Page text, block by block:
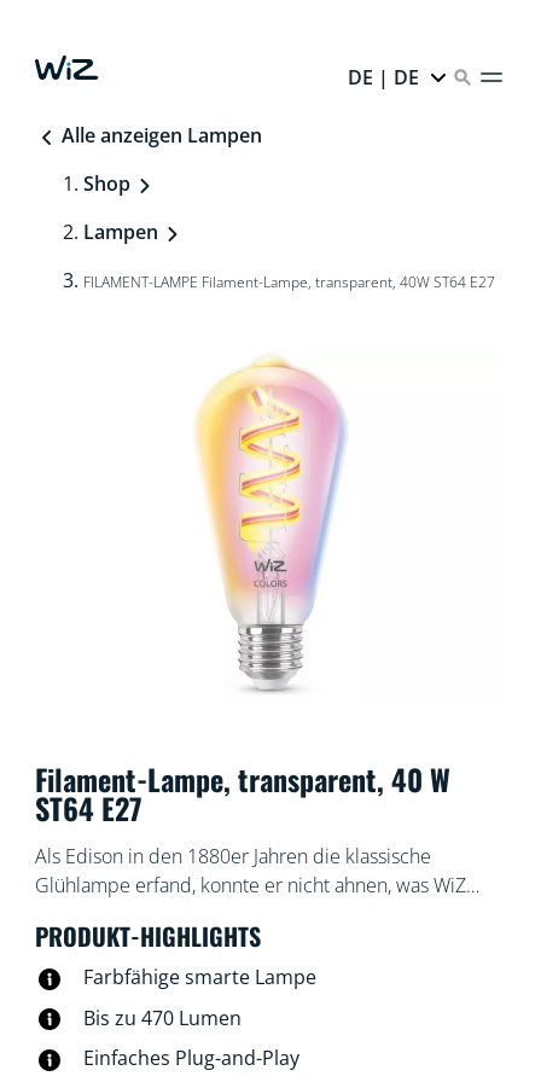
DE | DE
Alle anzeigen Lampen
Shop
Lampen
FILAMENT-LAMPE Filament-Lampe, transparent, 40W ST64 E27
Filament-Lampe, transparent, 40 W
ST64 E27
Als Edison in den 1880er Jahren die klassische
Glühlampe erfand, konnte er nicht ahnen, was WiZ
ausgeschaltet sind, sehen WiZ Filament-Lampen
großartig aus. Doch wenn sie erst einmal eingeschaltet
dimmbaren, transparenten smarten Lampen erzeugen
Licht in Millionen Farben und Weißtönen von
PRODUKT-HIGHLIGHTS
Farbfähige smarte Lampe
Bis zu 470 Lumen
Einfaches Plug-and-Play